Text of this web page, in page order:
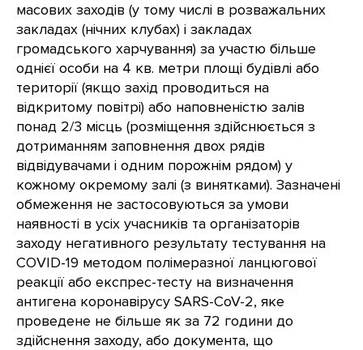
масових заходів (у тому числі в розважальних
закладах (нічних клубах) і закладах
громадського харчування) за участю більше
однієї особи на 4 кв. метри площі будівлі або
території (якщо захід проводиться на
відкритому повітрі) або наповненістю залів
понад 2/3 місць (розміщення здійснюється з
дотриманням заповнення двох рядів
відвідувачами і одним порожнім рядом) у
кожному окремому залі (з винятками). Зазначені
обмеження не застосовуються за умови
наявності в усіх учасників та організаторів
заходу негативного результату тестування на
COVID-19 методом полімеразної ланцюгової
реакції або експрес-тесту на визначення
антигена коронавірусу SARS-CoV-2, яке
проведене не більше як за 72 години до
здійснення заходу, або документа, що